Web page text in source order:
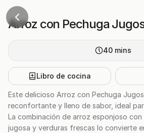
Arroz con Pechuga
40 mins
Libro de cocina
Este delicioso Arroz con Pechuga
reconfortante y lleno de sabor, ideal
La combinación de arroz esponjoso
jugosa y verduras frescas lo convierte